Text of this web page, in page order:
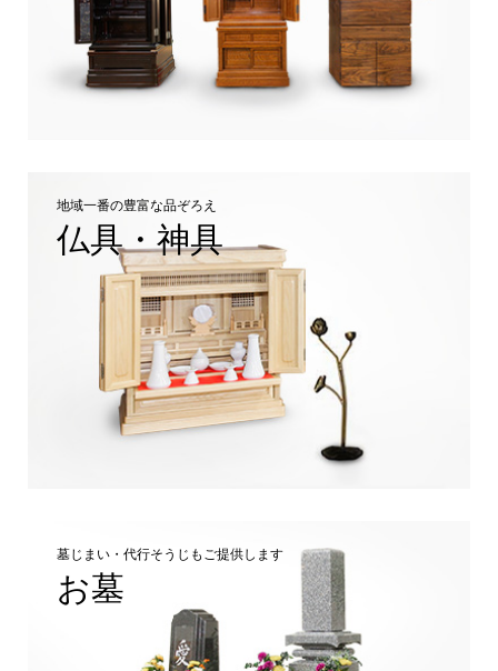
地域一番の豊富な品ぞろえ
仏具・神具
墓じまい・代行そうじもご提供します
お墓